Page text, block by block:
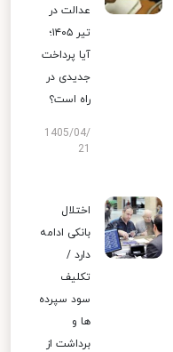
عدالت در
تیر ۱۴۰۵؛
آیا پرداخت
جدیدی در
راه است؟
1405/04/
اختلال
بانکی ادامه
دارد /
تکلیف
سود سپرده
ها و
برداشت از